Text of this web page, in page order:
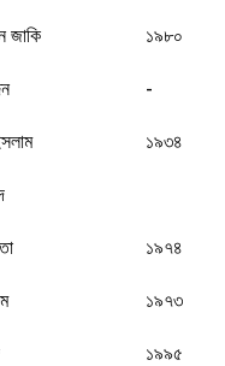
জাকি ১৯৮০
-
১৯৩৪
১৯৭৪
১৯৭৩
১৯৯৫